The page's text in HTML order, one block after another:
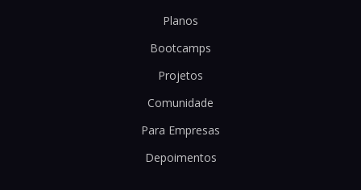
Planos
Bootcamps
Projetos
Comunidade
Para Empresas
Depoimentos